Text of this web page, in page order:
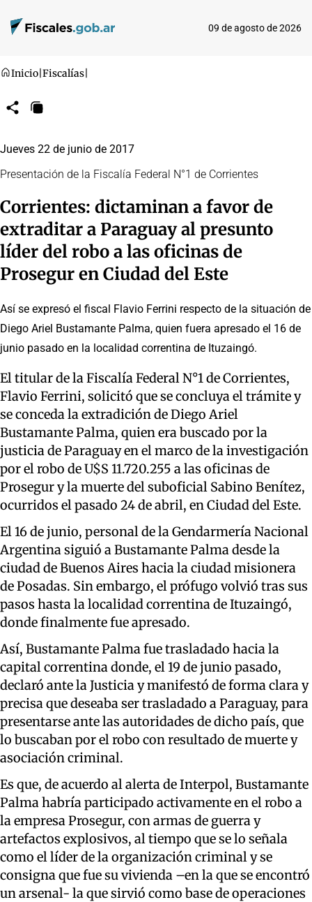
09 de agosto de 2026
Inicio Fiscalías
CompartirCopiar
Jueves 22 de junio de 2017
Presentación de la Fiscalía Federal N°1 de Corrientes
Corrientes: dictaminan a favor de
extraditar a Paraguay al presunto
líder del robo a las oficinas de
Prosegur en Ciudad del Este
Así se expresó el fiscal Flavio Ferrini respecto de la situación de
Diego Ariel Bustamante Palma, quien fuera apresado el 16 de
junio pasado en la localidad correntina de Ituzaingó.
El titular de la Fiscalía Federal N°1 de Corrientes,
Flavio Ferrini, solicitó que se concluya el trámite y
se conceda la extradición de Diego Ariel
Bustamante Palma, quien era buscado por la
justicia de Paraguay en el marco de la investigación
por el robo de U$S 11.720.255 a las oficinas de
Prosegur y la muerte del suboficial Sabino Benítez,
ocurridos el pasado 24 de abril, en Ciudad del Este.
El 16 de junio, personal de la Gendarmería Nacional
Argentina siguió a Bustamante Palma desde la
ciudad de Buenos Aires hacia la ciudad misionera
de Posadas. Sin embargo, el prófugo volvió tras sus
pasos hasta la localidad correntina de Ituzaingó,
donde finalmente fue apresado.
Así, Bustamante Palma fue trasladado hacia la
capital correntina donde, el 19 de junio pasado,
declaró ante la Justicia y manifestó de forma clara y
precisa que deseaba ser trasladado a Paraguay, para
presentarse ante las autoridades de dicho país, que
lo buscaban por el robo con resultado de muerte y
asociación criminal.
Es que, de acuerdo al alerta de Interpol, Bustamante
Palma habría participado activamente en el robo a
la empresa Prosegur, con armas de guerra y
artefactos explosivos, al tiempo que se lo señala
como el líder de la organización criminal y se
consigna que fue su vivienda –en la que se encontró
un arsenal- la que sirvió como base de operaciones